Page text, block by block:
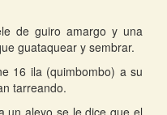
de guiro amargo y una
guataquear y sembrar.
16 ila (quimbombo) a su
tarreando.